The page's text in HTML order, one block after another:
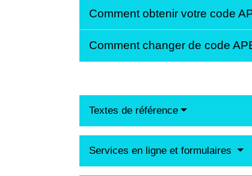
Comment obtenir votre code
Comment changer de code
Textes de référence
Services en ligne et formulaires